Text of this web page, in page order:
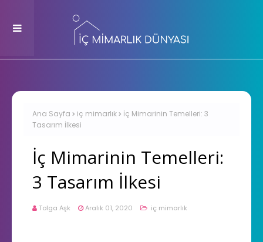
Ana Sayfa iç mimarlık
İç Mimarinin Temelleri: 3
Tasarım İlkesi
İç Mimarinin Temelleri:
3 Tasarım İlkesi
Tolga Aşk Aralık 01, 2020 iç mimarlık